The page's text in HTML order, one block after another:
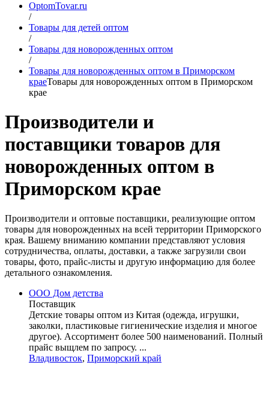
OptomTovar.ru
/
Товары для детей оптом
/
Товары для новорожденных оптом
/
Товары для новорожденных оптом в Приморском
краеТовары для новорожденных оптом в Приморском
крае
Производители и
поставщики товаров для
новорожденных оптом в
Приморском крае
Производители и оптовые поставщики, реализующие оптом
товары для новорожденных на всей территории Приморского
края. Вашему вниманию компании представляют условия
сотрудничества, оплаты, доставки, а также загрузили свои
товары, фото, прайс-листы и другую информацию для более
детального ознакомления.
ООО Дом детства
Поставщик
Детские товары оптом из Китая (одежда, игрушки,
заколки, пластиковые гигиенические изделия и многое
другое). Ассортимент более 500 наименований. Полный
прайс выщлем по запросу. ...
Владивосток, Приморский край